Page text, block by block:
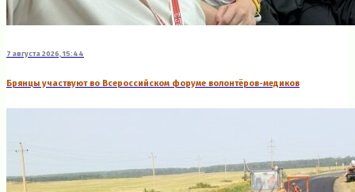
7 августа 2026, 15:44
Брянцы участвуют во Всероссийском форуме волонтёров-медиков